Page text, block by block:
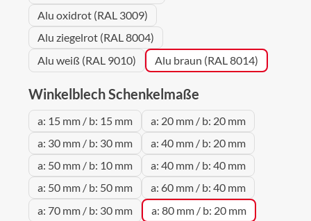
Alu oxidrot (RAL 3009)
Alu ziegelrot (RAL 8004)
Alu weiß (RAL 9010)
Alu braun (RAL 8014)
Winkelblech Schenkelmaße
a: 15 mm / b: 15 mm
a: 20 mm / b: 20 mm
a: 30 mm / b: 30 mm
a: 40 mm / b: 20 mm
a: 50 mm / b: 10 mm
a: 40 mm / b: 40 mm
a: 50 mm / b: 50 mm
a: 60 mm / b: 40 mm
a: 70 mm / b: 30 mm
a: 80 mm / b: 20 mm